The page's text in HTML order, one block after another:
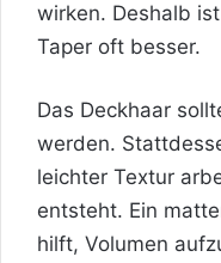
wirken. Deshalb
Taper oft besser.
Das Deckhaar
werden.
leichter Textur
entsteht. Ein
hilft, Volumen